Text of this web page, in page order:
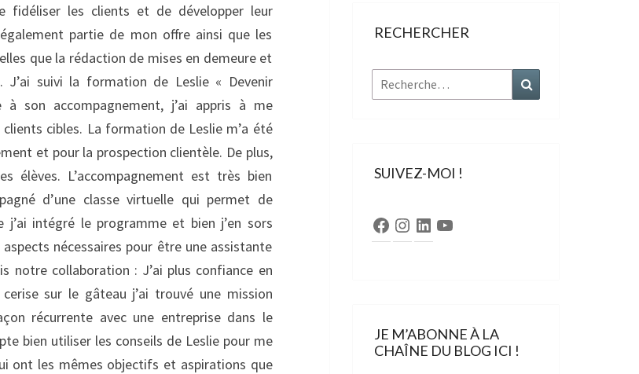
fidéliser les clients et de développer leur
partie de mon offre ainsi que les
que la rédaction de mises en demeure et
J’ai suivi la formation de Leslie « Devenir
son accompagnement, j’ai appris à me
cibles. La formation de Leslie m’a été
et pour la prospection clientèle. De plus,
élèves. L’accompagnement est très bien
d’une classe virtuelle qui permet de
j’ai intégré le programme et bien j’en sors
nécessaires pour être une assistante
notre collaboration : J’ai plus confiance en
sur le gâteau j’ai trouvé une mission
récurrente avec une entreprise dans le
bien utiliser les conseils de Leslie pour me
ont les mêmes objectifs et aspirations que
RECHERCHER
Rechercher :
SUIVEZ-MOI !
Facebook
Instagram
LinkedInYouTube
JE M’ABONNE À LA
CHAÎNE DU BLOG ICI !